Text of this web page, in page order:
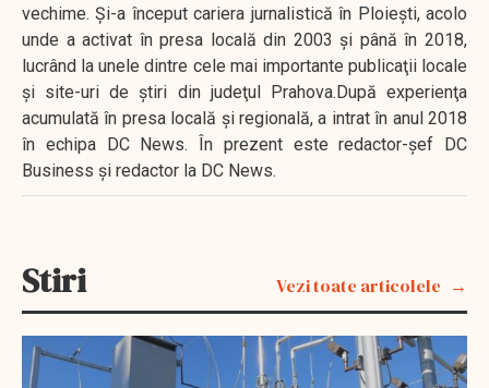
vechime. Şi-a început cariera jurnalistică în Ploieşti, acolo
unde a activat în presa locală din 2003 şi până în 2018,
lucrând la unele dintre cele mai importante publicaţii locale
şi site-uri de ştiri din judeţul Prahova.După experienţa
acumulată în presa locală şi regională, a intrat în anul 2018
în echipa DC News. În prezent este redactor-şef DC
Business şi redactor la DC News.
Stiri Vezi toate articolele